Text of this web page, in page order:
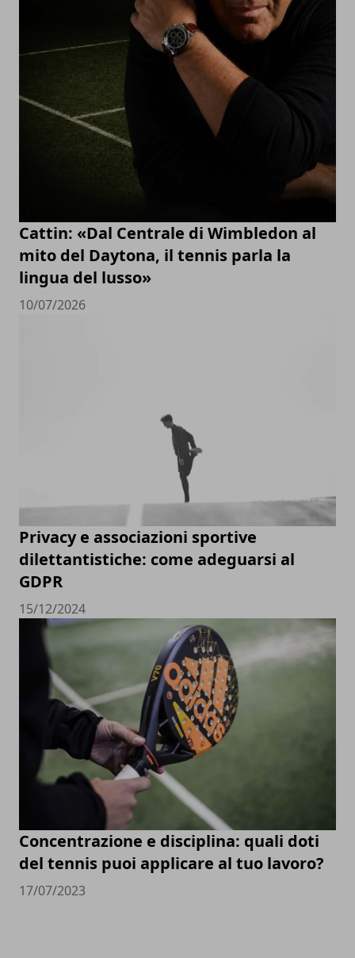
Cattin: «Dal Centrale di Wimbledon al
mito del Daytona, il tennis parla la
lingua del lusso»
10/07/2026
Privacy e associazioni sportive
dilettantistiche: come adeguarsi al
GDPR
15/12/2024
Concentrazione e disciplina: quali doti
del tennis puoi applicare al tuo lavoro?
17/07/2023